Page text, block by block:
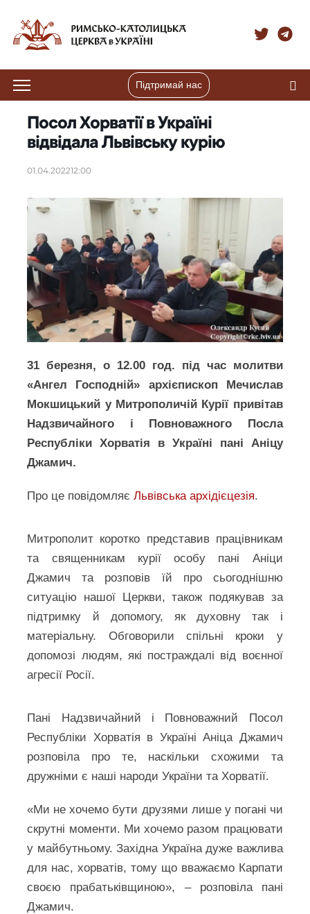
Підтримай нас
Посол Хорватії в Україні
відвідала Львівську курію
01.04.202212:00
31 березня, о 12.00 год. під час молитви
«Ангел Господній» архієпископ Мечислав
Мокшицький у Митрополичій Курії привітав
Надзвичайного і Повноважного Посла
Республіки Хорватія в Україні пані Аніцу
Джамич.
Про це повідомляєЛьвівська архідієцезія.
Митрополит коротко представив працівникам
та священникам курії особу пані Аніци
Джамич та розповів їй про сьогоднішню
ситуацію нашої Церкви, також подякував за
підтримку й допомогу, як духовну так і
матеріальну. Обговорили спільні кроки у
допомозі людям, які постраждалі від воєнної
агресії Росії.
Пані Надзвичайний і Повноважний Посол
Республіки Хорватія в Україні Аніца Джамич
розповіла про те, наскільки схожими та
дружніми є наші народи України та Хорватії.
«Ми не хочемо бути друзями лише у погані чи
скрутні моменти. Ми хочемо разом працювати
у майбутньому. Західна Україна дуже важлива
для нас, хорватів, тому що вважаємо Карпати
своєю прабатьківщиною», – розповіла пані
Джамич.